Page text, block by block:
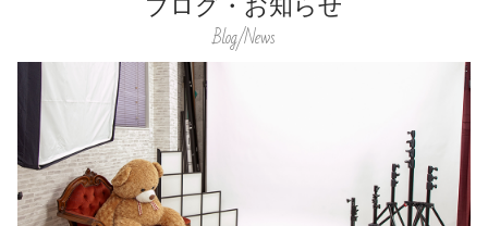
タナカフォトについて
初めての方へ
撮影プラン
記念撮影
ブログ・お知らせ
Blog/News